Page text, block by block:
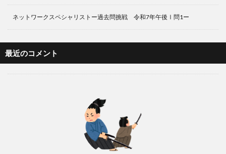
ネットワークスペシャリストー過去問挑戦 令和7年午後Ⅰ問1ー
最近のコメント